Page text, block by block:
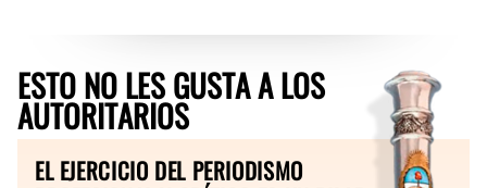
ESTO NO LES GUSTA A LOS
AUTORITARIOS
EL EJERCICIO DEL PERIODISMO